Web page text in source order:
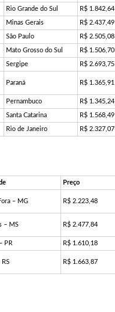
Rio Grande do Sul R$ 1.842,64
Minas Gerais R$ 2.437,49
São Paulo R$ 2.505,08
Mato Grosso do Sul R$ 1.506,70
Sergipe R$ 2.693,75
Paraná R$ 1.365,91
Pernambuco R$ 1.345,24
Santa Catarina R$ 1.568,49
Rio de Janeiro R$ 2.327,07
Preço
– MG R$ 2.223,48
– MS R$ 2.477,84
PR R$ 1.610,18
RS R$ 1.663,87